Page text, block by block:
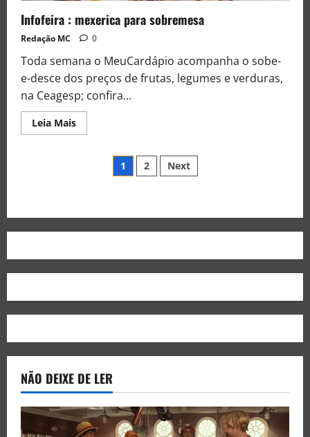
Infofeira : mexerica para sobremesa
Redação MC 0
Toda semana o MeuCardápio acompanha o sobe-
e-desce dos preços de frutas, legumes e verduras,
na Ceagesp; confira...
Leia Mais
1 2 Next
NÃO DEIXE DE LER